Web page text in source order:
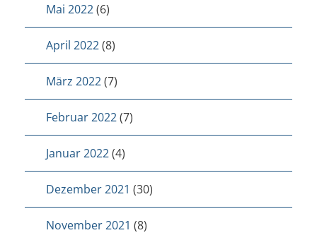
Mai 2022(6)
April 2022(8)
März 2022(7)
Februar 2022(7)
Januar 2022(4)
Dezember 2021 (30)
November 2021 (8)